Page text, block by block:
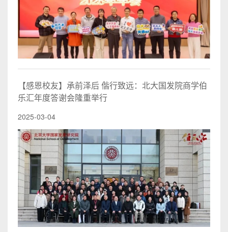
【感恩校友】承前泽后 偕行致远：北大国发院商学伯
乐汇年度答谢会隆重举行
2025-03-04